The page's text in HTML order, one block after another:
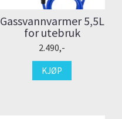
Gassvannvarmer 5,5L
for utebruk
2.490,-
KJØP